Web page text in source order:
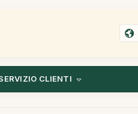
CLIENTI